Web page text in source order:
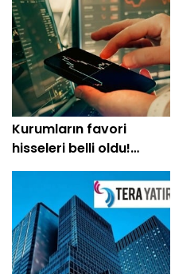
Kurumların favori
hisseleri belli oldu!
Yüzde 200'e yakın getiri